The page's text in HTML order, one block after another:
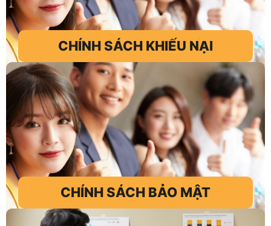
CHÍNH SÁCH KHIẾU NẠI
CHÍNH SÁCH BẢO MẬT